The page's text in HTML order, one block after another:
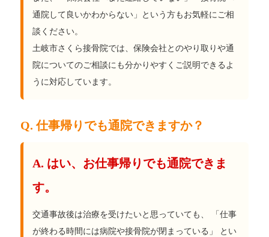
通院して良いかわからない」という方もお気軽にご相
談ください。
土岐市さくら接骨院では、保険会社とのやり取りや通
院についてのご相談にも分かりやすくご説明できるよ
うに対応しています。
Q. 仕事帰りでも通院できますか？
A. はい、お仕事帰りでも通院できま
す。
交通事故後は治療を受けたいと思っていても、 「仕事
が終わる時間には病院や接骨院が閉まっている」 とい